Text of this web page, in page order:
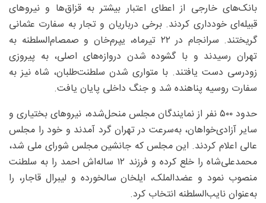
بانک‌های خارجی از اعطای اعتبار بیشتر به قزاق‌ها و نیروهای
قبیله‌ای خودداری کردند. برخی درباریان و تجار به سفارت عثمانی
گریختند. سرانجام در ۲۲ تیرماه، یپرم‌خان و صمصام‌السلطنه به
تهران رسیدند و با گشوده شدن دروازه‌های اصلی، به پیروزی
زودرسی دست یافتند. با متواری شدن سلطنت‌طلبان، شاه نیز به
سفارت روسیه پناهنده شد و جنگ داخلی پایان یافت.
حدود ۵۰۰ نفر از نمایندگان مجلس منحل‌شده، نیروهای بختیاری و
سایر آزادی‌خواهان، به‌سرعت در تهران گرد آمدند و خود را مجلس
عالی اعلام کردند. این مجلس که جانشین مجلس شورای ملی شد،
محمدعلی‌شاه را خلع کرده و فرزند ۱۲ ساله‌اش احمد را به سلطنت
منصوب نمود و عضدالملک، ایلخان سالخورده و لیبرال قاجار، را
به‌عنوان نایب‌السلطنه انتخاب کرد.